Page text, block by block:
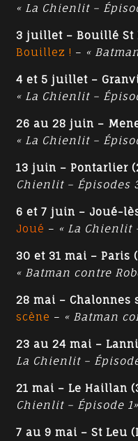
« La Chienlit –
3 juillet – Bouillé St
Bouillez ! – «
4 et 5 juillet –
« La Chienlit –
26 au 28 juin –
« La Chienlit –
13 juin – Pontarlier
Chienlit – Épisodes
6 et 7 juin – Joué-
Joué – « La Chienlit
30 et 31 mai – Paris
« Batman contre
28 mai – Chalonnes
scène – « Batman
23 au 24 mai –
La Chienlit –
21 mai – Le Haillan
Chienlit – Épisode 1»
7 au 9 mai – St Leu